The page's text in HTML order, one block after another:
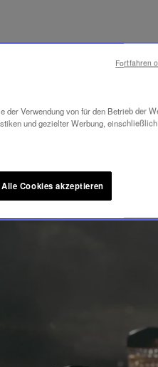
Verwendung von für den Betrieb der
und gezielter Werbung, einschließlich
Alle Cookies akzeptieren
Fortfahren